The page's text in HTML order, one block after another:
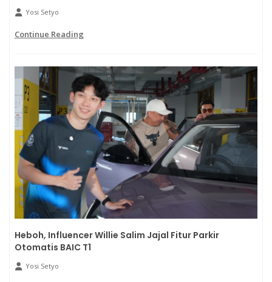
Yosi Setyo
Continue Reading
Heboh, Influencer Willie Salim Jajal Fitur Parkir
Otomatis BAIC T1
Yosi Setyo